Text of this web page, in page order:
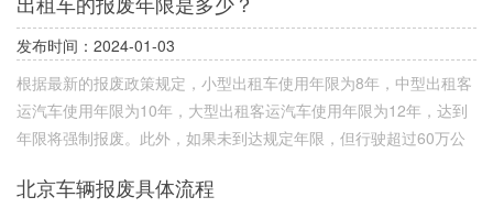
卸，领到《报废机动车回收证明》；
发布时间：2024-01-03
根据最新的报废政策规定，小型出租车使用年限为8年，中型出租客
运汽车使用年限为10年，大型出租客运汽车使用年限为12年，达到
年限将强制报废。此外，如果未到达规定年限，但行驶超过60万公
北京车辆报废具体流程